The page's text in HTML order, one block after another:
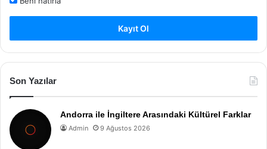
Kayıt Ol
Son Yazılar
Andorra ile İngiltere Arasındaki Kültürel Farklar
Admin 9 Ağustos 2026